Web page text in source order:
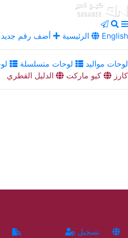
الرئيسية أضف رقم جديد English
لوحات مواليد لوحات متسلسلة
كارز
كيو ماركت الدليل القطري